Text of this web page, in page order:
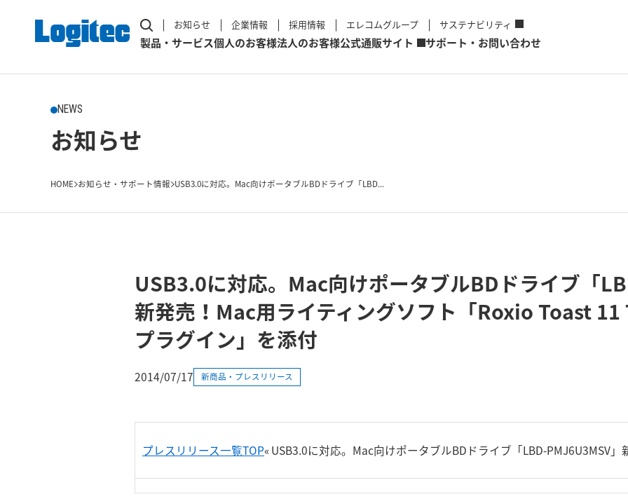
お知らせ 企業情報 採用情報 エレコムグループ サステナビリティ
製品・サービス個人のお客様法人のお客様公式通販サイト サポート・お問い合わせ
NEWS
お知らせ
HOME お知らせ・サポート情報 USB3.0に対応。Mac向けポータブルBDドライブ「LBD...
USB3.0に対応。Mac向けポータブルBDドライブ「
新発売！Mac用ライティングソフト「Roxio Toast
プラグイン」を添付
2014/07/17 新商品・プレスリリース
プレスリリース一覧TOP«USB3.0に対応。Mac向けポータブルBDドライブ「LBD-PMJ6U3MSV」